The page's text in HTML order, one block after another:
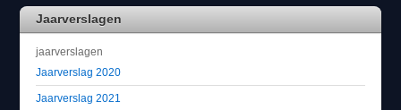
Jaarverslagen
jaarverslagen
Jaarverslag 2020
Jaarverslag 2021